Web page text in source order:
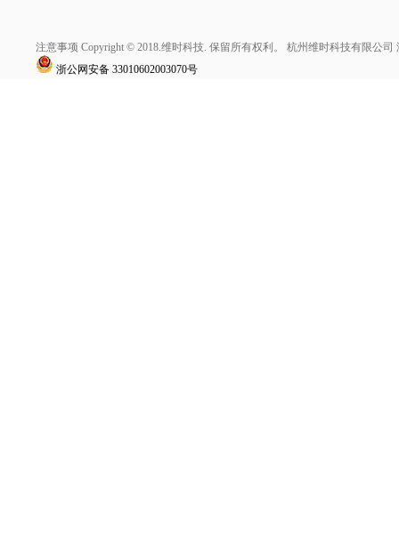
注意事项 Copyright © 2018.维时科技. 保留所有权利。 杭州维时科技有限公司
浙公网安备 33010602003070号